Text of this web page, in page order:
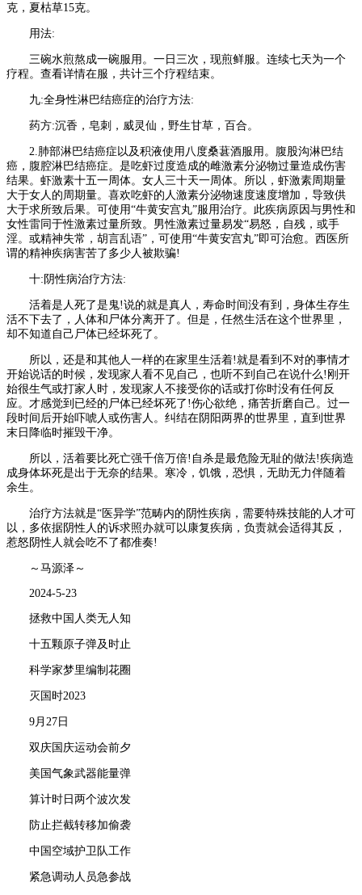
克，夏枯草15克。
用法:
三碗水煎熬成一碗服用。一日三次，现煎鲜服。连续七天为一个
疗程。查看详情在服，共计三个疗程结束。
九:全身性淋巴结癌症的治疗方法:
药方:沉香，皂刺，威灵仙，野生甘草，百合。
2.肺部淋巴结癌症以及积液使用八度桑葚酒服用。腹股沟淋巴结
癌，腹腔淋巴结癌症。是吃虾过度造成的雌激素分泌物过量造成伤害
结果。虾激素十五一周体。女人三十天一周体。所以，虾激素周期量
大于女人的周期量。喜欢吃虾的人激素分泌物速度速度增加，导致供
大于求所致后果。可使用“牛黄安宫丸”服用治疗。此疾病原因与男性和
女性雷同于性激素过量所致。男性激素过量易发“易怒，自残，或手
淫。或精神失常，胡言乱语”，可使用“牛黄安宫丸”即可治愈。西医所
谓的精神疾病害苦了多少人被欺骗!
十:阴性病治疗方法:
活着是人死了是鬼!说的就是真人，寿命时间没有到，身体生存生
活不下去了，人体和尸体分离开了。但是，任然生活在这个世界里，
却不知道自己尸体已经坏死了。
所以，还是和其他人一样的在家里生活着!就是看到不对的事情才
开始说话的时候，发现家人看不见自己，也听不到自己在说什么!刚开
始很生气或打家人时，发现家人不接受你的话或打你时没有任何反
应。才感觉到已经的尸体已经坏死了!伤心欲绝，痛苦折磨自己。过一
段时间后开始吓唬人或伤害人。纠结在阴阳两界的世界里，直到世界
末日降临时摧毁干净。
所以，活着要比死亡强千倍万倍!自杀是最危险无耻的做法!疾病造
成身体坏死是出于无奈的结果。寒冷，饥饿，恐惧，无助无力伴随着
余生。
治疗方法就是“医异学”范畴内的阴性疾病，需要特殊技能的人才可
以，多依据阴性人的诉求照办就可以康复疾病，负责就会适得其反，
惹怒阴性人就会吃不了都准奏!
～马源泽～
2024-5-23
拯救中国人类无人知
十五颗原子弹及时止
科学家梦里编制花圈
灭国时2023
9月27日
双庆国庆运动会前夕
美国气象武器能量弹
算计时日两个波次发
防止拦截转移加偷袭
中国空域护卫队工作
紧急调动人员急参战